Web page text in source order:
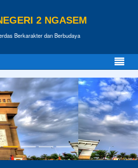
2 NGASEM
Berkarakter dan Berbudaya